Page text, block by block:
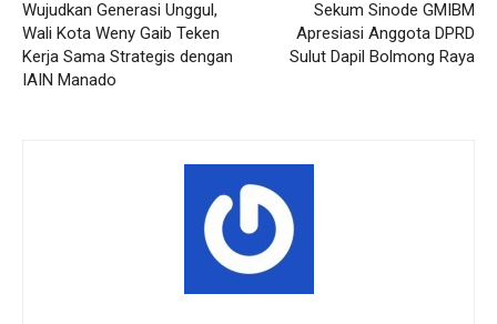
Wujudkan Generasi Unggul,
Wali Kota Weny Gaib Teken
Kerja Sama Strategis dengan
IAIN Manado
Sekum Sinode GMIBM
Apresiasi Anggota DPRD
Sulut Dapil Bolmong Raya